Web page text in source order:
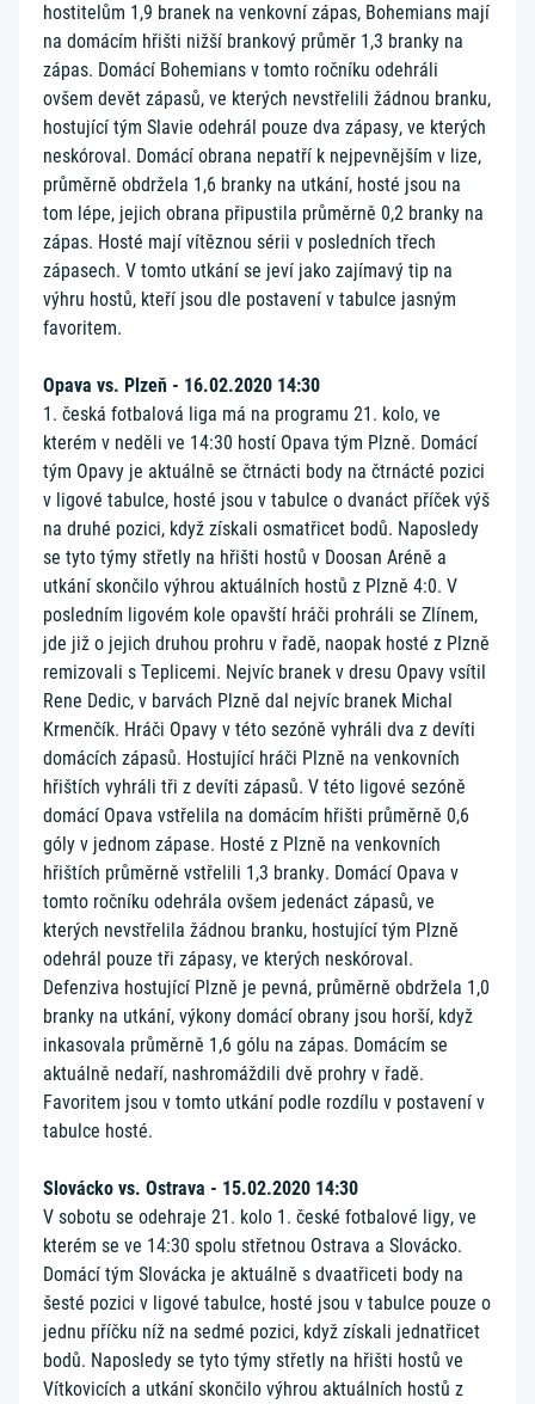
hostitelům 1,9 branek na venkovní zápas, Bohemians mají
na domácím hřišti nižší brankový průměr 1,3 branky na
zápas. Domácí Bohemians v tomto ročníku odehráli
ovšem devět zápasů, ve kterých nevstřelili žádnou branku,
hostující tým Slavie odehrál pouze dva zápasy, ve kterých
neskóroval. Domácí obrana nepatří k nejpevnějším v lize,
průměrně obdržela 1,6 branky na utkání, hosté jsou na
tom lépe, jejich obrana připustila průměrně 0,2 branky na
zápas. Hosté mají vítěznou sérii v posledních třech
zápasech. V tomto utkání se jeví jako zajímavý tip na
výhru hostů, kteří jsou dle postavení v tabulce jasným
favoritem.
Opava vs. Plzeň - 16.02.2020 14:30
1. česká fotbalová liga má na programu 21. kolo, ve
kterém v neděli ve 14:30 hostí Opava tým Plzně. Domácí
tým Opavy je aktuálně se čtrnácti body na čtrnácté pozici
v ligové tabulce, hosté jsou v tabulce o dvanáct příček výš
na druhé pozici, když získali osmatřicet bodů. Naposledy
se tyto týmy střetly na hřišti hostů v Doosan Aréně a
utkání skončilo výhrou aktuálních hostů z Plzně 4:0. V
posledním ligovém kole opavští hráči prohráli se Zlínem,
jde již o jejich druhou prohru v řadě, naopak hosté z Plzně
remizovali s Teplicemi. Nejvíc branek v dresu Opavy vsítil
Rene Dedic, v barvách Plzně dal nejvíc branek Michal
Krmenčík. Hráči Opavy v této sezóně vyhráli dva z devíti
domácích zápasů. Hostující hráči Plzně na venkovních
hřištích vyhráli tři z devíti zápasů. V této ligové sezóně
domácí Opava vstřelila na domácím hřišti průměrně 0,6
góly v jednom zápase. Hosté z Plzně na venkovních
hřištích průměrně vstřelili 1,3 branky. Domácí Opava v
tomto ročníku odehrála ovšem jedenáct zápasů, ve
kterých nevstřelila žádnou branku, hostující tým Plzně
odehrál pouze tři zápasy, ve kterých neskóroval.
Defenziva hostující Plzně je pevná, průměrně obdržela 1,0
branky na utkání, výkony domácí obrany jsou horší, když
inkasovala průměrně 1,6 gólu na zápas. Domácím se
aktuálně nedaří, nashromáždili dvě prohry v řadě.
Favoritem jsou v tomto utkání podle rozdílu v postavení v
tabulce hosté.
Slovácko vs. Ostrava - 15.02.2020 14:30
V sobotu se odehraje 21. kolo 1. české fotbalové ligy, ve
kterém se ve 14:30 spolu střetnou Ostrava a Slovácko.
Domácí tým Slovácka je aktuálně s dvaatřiceti body na
šesté pozici v ligové tabulce, hosté jsou v tabulce pouze o
jednu příčku níž na sedmé pozici, když získali jednatřicet
bodů. Naposledy se tyto týmy střetly na hřišti hostů ve
Vítkovicích a utkání skončilo výhrou aktuálních hostů z